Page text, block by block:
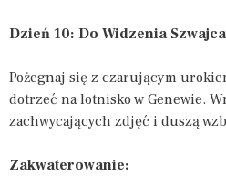
Dzień 10: Do Widzenia
Pożegnaj się z czarującym
dotrzeć na lotnisko w Genewie.
zachwycających zdjęć i duszą
Zakwaterowanie: